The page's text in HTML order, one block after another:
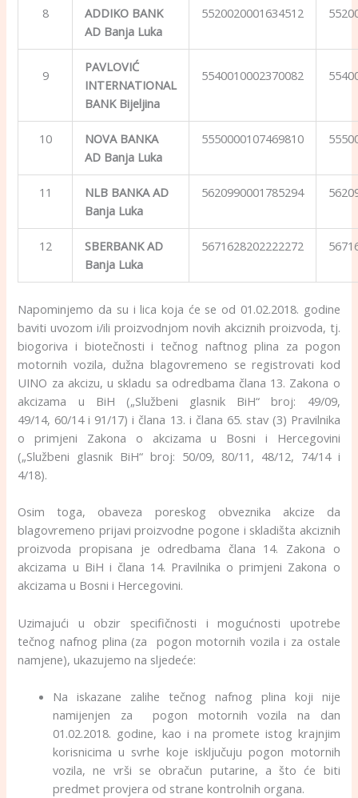
8
ADDIKO BANK
AD Banja Luka
5520020001634512
9
PAVLOVIĆ
INTERNATIONAL
BANK Bijeljina
5540010002370082
10
NOVA BANKA
AD Banja Luka
5550000107469810
11
NLB BANKA AD
Banja Luka
5620990001785294
12
SBERBANK AD
Banja Luka
5671628202222272
Napominjemo da su i lica koja će se od 01.02.2018. godine
baviti uvozom i/ili proizvodnjom novih akciznih proizvoda, tj.
biogoriva i biotečnosti i tečnog naftnog plina za pogon
motornih vozila, dužna blagovremeno se registrovati kod
UINO za akcizu, u skladu sa odredbama člana 13. Zakona o
akcizama u BiH („Službeni glasnik BiH“ broj: 49/09,
49/14, 60/14 i 91/17) i člana 13. i člana 65. stav (3) Pravilnika
o primjeni Zakona o akcizama u Bosni i Hercegovini
(„Službeni glasnik BiH“ broj: 50/09, 80/11, 48/12, 74/14 i
4/18).
Osim toga, obaveza poreskog obveznika akcize da
blagovremeno prijavi proizvodne pogone i skladišta akciznih
proizvoda propisana je odredbama člana 14. Zakona o
akcizama u BiH i člana 14. Pravilnika o primjeni Zakona o
akcizama u Bosni i Hercegovini.
Uzimajući u obzir specifičnosti i mogućnosti upotrebe
tečnog nafnog plina (za pogon motornih vozila i za ostale
namjene), ukazujemo na sljedeće:
Na iskazane zalihe tečnog nafnog plina koji nije
namijenjen za pogon motornih vozila na dan
01.02.2018. godine, kao i na promete istog krajnjim
korisnicima u svrhe koje isključuju pogon motornih
vozila, ne vrši se obračun putarine, a što će biti
predmet provjera od strane kontrolnih organa.